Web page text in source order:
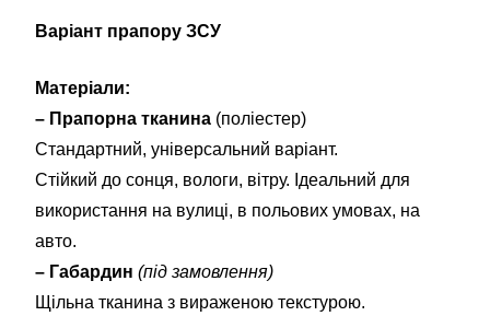
Варіант прапору ЗСУ
Матеріали:
– Прапорна тканина (поліестер)
Стандартний, універсальний варіант.
Стійкий до сонця, вологи, вітру. Ідеальний для
використання на вулиці, в польових умовах, на
авто.
– Габардин (під замовлення)
Щільна тканина з вираженою текстурою.